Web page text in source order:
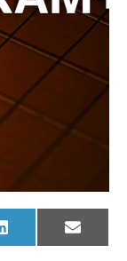
LinkedIn
Email